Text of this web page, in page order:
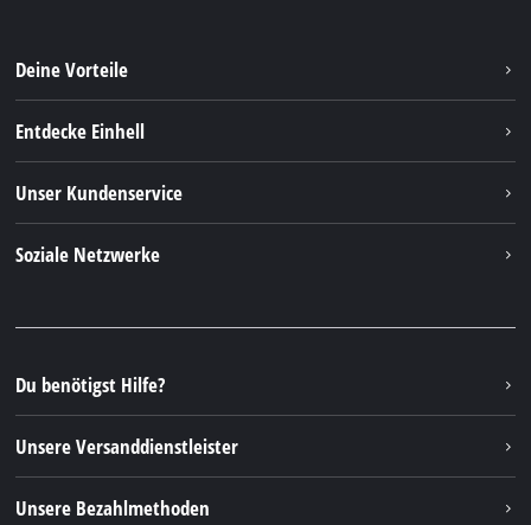
Deine Vorteile
Entdecke Einhell
Nachhaltigkeit
Unser Kundenservice
FAQs
Rücksendungen / Widerruf
Verpackungsrichtlinien
Hinweise zur Batterieentsorgung
Soziale Netzwerke
Instagram
TikTok
Pinterest
Linkedin
Du benötigst Hilfe?
Unsere Versanddienstleister
Unsere Bezahlmethoden